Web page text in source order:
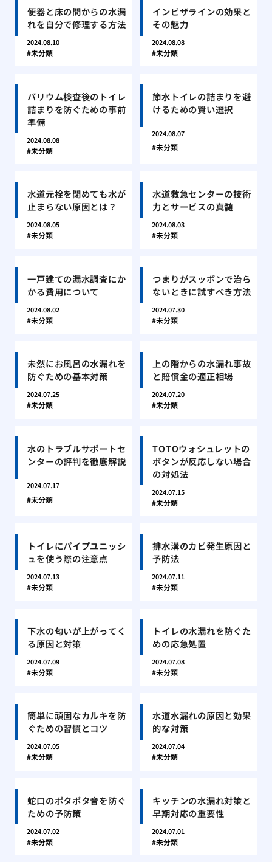
便器と床の間からの水漏
れを自分で修理する方法
2024.08.10
未分類
インビザラインの効果と
その魅力
2024.08.08
未分類
バリウム検査後のトイレ
詰まりを防ぐための事前
準備
2024.08.08
未分類
節水トイレの詰まりを避
けるための賢い選択
2024.08.07
未分類
水道元栓を閉めても水が
止まらない原因とは？
2024.08.05
未分類
水道救急センターの技術
力とサービスの真髄
2024.08.03
未分類
一戸建ての漏水調査にか
かる費用について
2024.08.02
未分類
つまりがスッポンで治ら
ないときに試すべき方法
2024.07.30
未分類
未然にお風呂の水漏れを
防ぐための基本対策
2024.07.25
未分類
上の階からの水漏れ事故
と賠償金の適正相場
2024.07.20
未分類
水のトラブルサポートセ
ンターの評判を徹底解説
2024.07.17
未分類
TOTOウォシュレットの
ボタンが反応しない場合
の対処法
2024.07.15
未分類
トイレにパイプユニッシ
ュを使う際の注意点
2024.07.13
未分類
排水溝のカビ発生原因と
予防法
2024.07.11
未分類
下水の匂いが上がってく
る原因と対策
2024.07.09
未分類
トイレの水漏れを防ぐた
めの応急処置
2024.07.08
未分類
簡単に頑固なカルキを防
ぐための習慣とコツ
2024.07.05
未分類
水道水漏れの原因と効果
的な対策
2024.07.04
未分類
蛇口のポタポタ音を防ぐ
ための予防策
2024.07.02
未分類
キッチンの水漏れ対策と
早期対応の重要性
2024.07.01
未分類